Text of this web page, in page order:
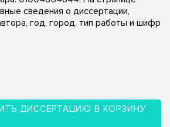
сведения о диссертации,
год, город, тип работы и шифр
ДИССЕРТАЦИЮ В КОРЗИНУ